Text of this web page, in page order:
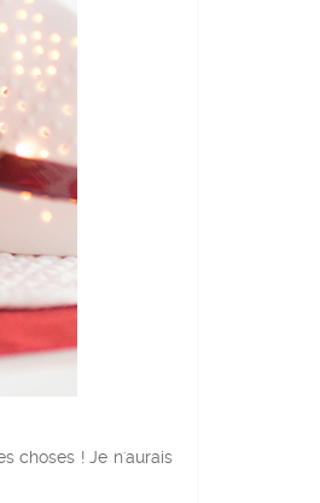
choses ! Je n'aurais